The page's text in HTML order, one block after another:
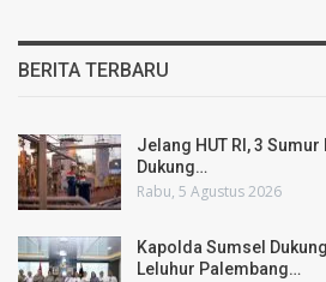
BERITA TERBARU
Jelang HUT RI, 3
Dukung…
Rabu, 5 Agustus 2026
Kapolda Sumsel
Leluhur Palembang…